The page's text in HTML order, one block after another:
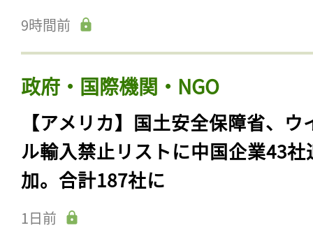
9時間前
政府・国際機関・NGO
【アメリカ】国土安全保障省、ウ
ル輸入禁止リストに中国企業43社
加。合計187社に
1日前